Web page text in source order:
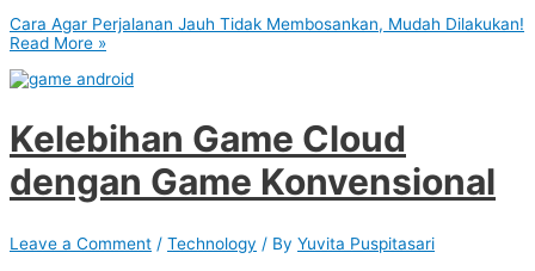
Cara Agar Perjalanan Jauh Tidak Membosankan, Mudah Dilakukan!
Read More »
Kelebihan Game Cloud
dengan Game Konvensional
Leave a Comment / Technology / By Yuvita Puspitasari